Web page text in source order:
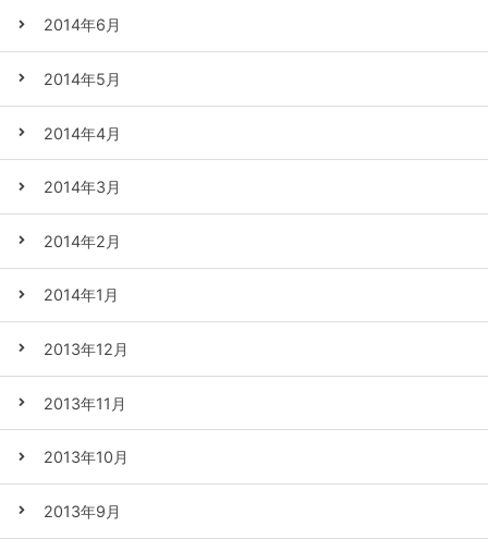
2014年6月
2014年5月
2014年4月
2014年3月
2014年2月
2014年1月
2013年12月
2013年11月
2013年10月
2013年9月